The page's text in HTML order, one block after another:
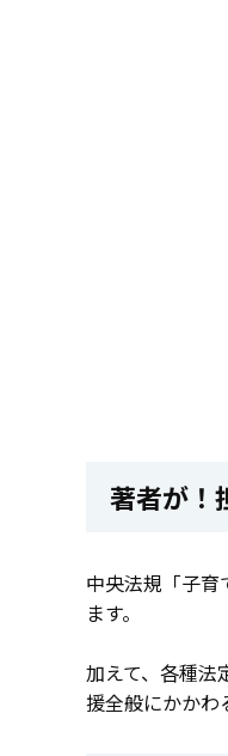
著者が！
中央法規「子
ます。
加えて、各種法
援全般にかかわ